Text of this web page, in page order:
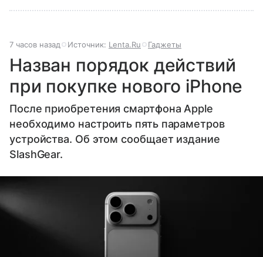
7 часов назад Источник: Lenta.Ru Гаджеты
Назван порядок действий
при покупке нового iPhone
После приобретения смартфона Apple
необходимо настроить пять параметров
устройства. Об этом сообщает издание
SlashGear.